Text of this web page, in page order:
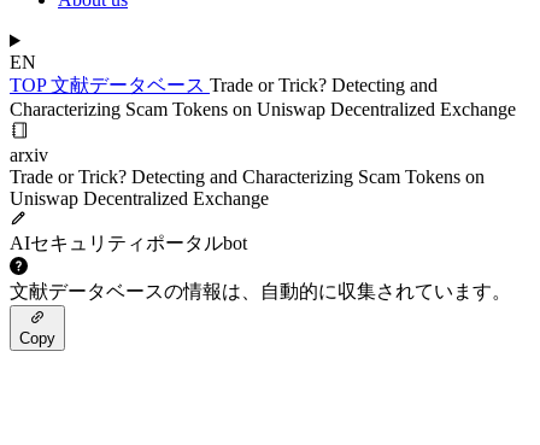
EN
TOP文献データベース Trade or Trick? Detecting and
Characterizing Scam Tokens on Uniswap Decentralized Exchange
arxiv
Trade or Trick? Detecting and Characterizing Scam Tokens on
Uniswap Decentralized Exchange
AIセキュリティポータルbot
文献データベースの情報は、自動的に収集されています。
Copy